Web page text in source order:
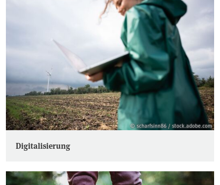
© scharfsinn86 / stock.adobe.com
Digitalisierung